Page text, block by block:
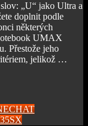
„U“ jako Ultra a
doplnit podle
některých
UMAX
Přestože jeho
jelikož …